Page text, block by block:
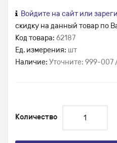
Войдите на сайт или
скидку на данный товар по
Код товара: 62187
Ед. измерения: шт
Наличие: Уточните: 999-007
Количество